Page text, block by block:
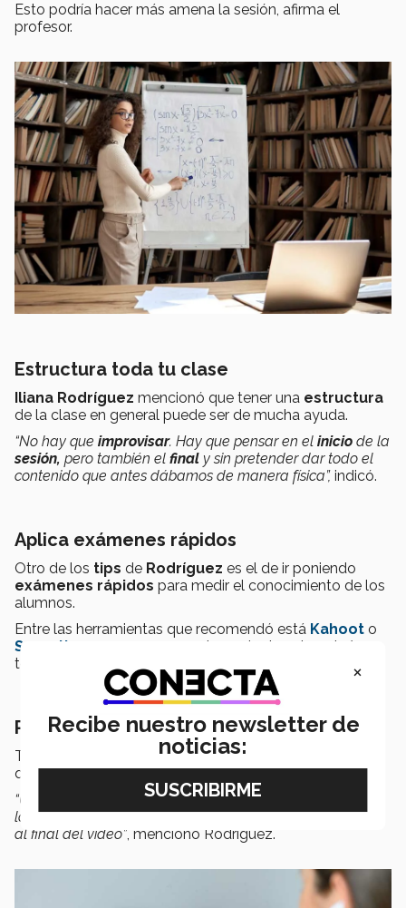
Esto podría hacer más amena la sesión, afirma el
profesor.
Estructura toda tu clase
Iliana Rodríguez mencionó que tener una estructura
de la clase en general puede ser de mucha ayuda.
“No hay que improvisar. Hay que pensar en el inicio de la
sesión, pero también el final y sin pretender dar todo el
contenido que antes dábamos de manera física”, indicó.
Aplica exámenes rápidos
Otro de los tips de Rodríguez es el de ir poniendo
exámenes rápidos para medir el conocimiento de los
alumnos.
Entre las herramientas que recomendó está Kahoot o
Socrative
que se usan para hacer tests sobre algún
tema en específico.
Ponle play: apóyate con videos
También recomendó utilizar algún material en
que puedes encontrar en plataformas comoYouTube
“Unos 5 minutos de un video pueden ayudarte a
la
participaciónde losalumnosmediante una pregunta
al final del video” , mencionó Rodríguez.
×
Recibe nuestro newsletter de
noticias: